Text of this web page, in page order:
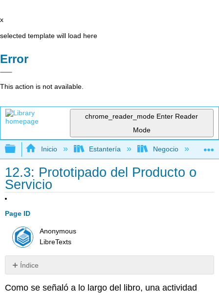
x
selected template will load here
Error
This action is not available.
chrome_reader_mode Enter Reader
Mode
Expandir/contraer jerarquía global
Inicio Estantería Negocio
12.3: Prototipado del Producto o
Servicio
Page ID
Anonymous
LibreTexts
Índice
Sin
Como se señaló a lo largo del libro, una actividad